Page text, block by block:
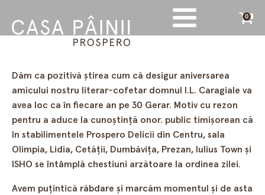
0
Dăm ca pozitivă ştirea cum că desigur aniversarea
amicului nostru literar-cofetar domnul I.L. Caragiale va
avea loc ca în fiecare an pe 30 Gerar. Motiv cu rezon
pentru a aduce la cunoştinţă onor. public timişorean că
în stabilimentele Prospero Delicii din Centru, sala
Olimpia, Lidia, Cetăţii, Dumbăviţa, Prezan, Iulius Town şi
ISHO se întâmplă chestiuni arzătoare la ordinea zilei.
Avem puţintică răbdare şi marcăm momentul şi de asta